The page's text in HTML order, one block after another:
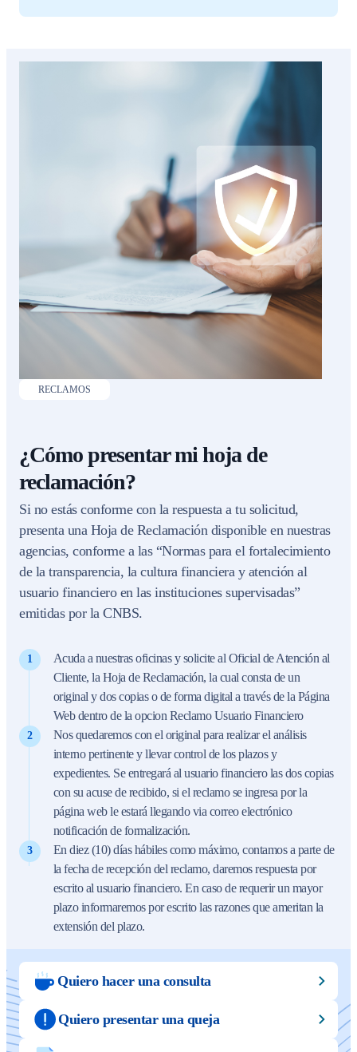
RECLAMOS
¿Cómo presentar mi hoja de
reclamación?
Si no estás conforme con la respuesta a tu solicitud,
presenta una Hoja de Reclamación disponible en nuestras
agencias, conforme a las “Normas para el fortalecimiento
de la transparencia, la cultura financiera y atención al
usuario financiero en las instituciones supervisadas”
emitidas por la CNBS.
Acuda a nuestras oficinas y solicite al Oficial de Atención al
Cliente, la Hoja de Reclamación, la cual consta de un
original y dos copias o de forma digital a través de la Página
Web dentro de la opcion Reclamo Usuario Financiero
Nos quedaremos con el original para realizar el análisis
interno pertinente y llevar control de los plazos y
expedientes. Se entregará al usuario financiero las dos copias
con su acuse de recibido, si el reclamo se ingresa por la
página web le estará llegando via correo electrónico
notificación de formalización.
En diez (10) días hábiles como máximo, contamos a parte de
la fecha de recepción del reclamo, daremos respuesta por
escrito al usuario financiero. En caso de requerir un mayor
plazo informaremos por escrito las razones que ameritan la
extensión del plazo.
Quiero hacer una consulta
Quiero presentar una queja